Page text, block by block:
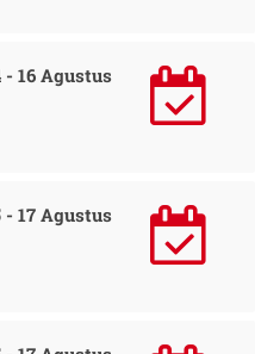
- 16 Agustus
- 17 Agustus